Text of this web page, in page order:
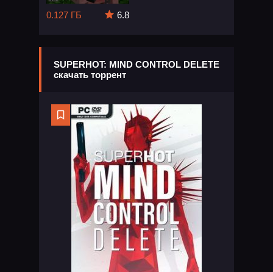
0.127 ГБ
6.8
SUPERHOT: MIND CONTROL DELETE
скачать торрент